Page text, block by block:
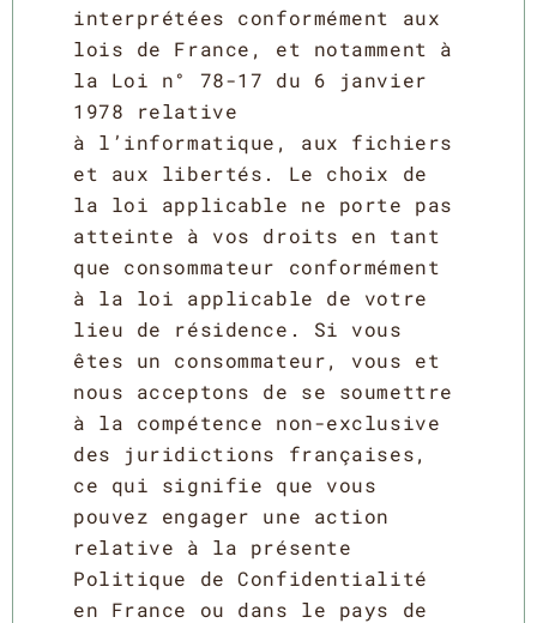
interprétées conformément aux
lois de France, et notamment à
la Loi n° 78-17 du 6 janvier
1978 relative
à l’informatique, aux fichiers
et aux libertés. Le choix de
la loi applicable ne porte pas
atteinte à vos droits en tant
que consommateur conformément
à la loi applicable de votre
lieu de résidence. Si vous
êtes un consommateur, vous et
nous acceptons de se soumettre
à la compétence non-exclusive
des juridictions françaises,
ce qui signifie que vous
pouvez engager une action
relative à la présente
Politique de Confidentialité
en France ou dans le pays de